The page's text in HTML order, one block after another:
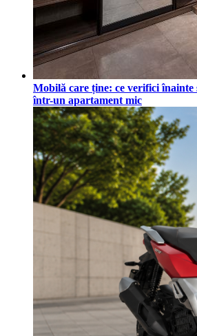
Mobilă care ține: ce verifici înainte
într-un apartament mic